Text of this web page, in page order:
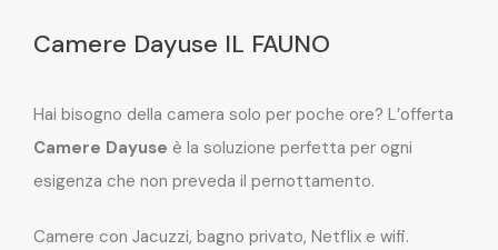
Camere Dayuse IL FAUNO
Hai bisogno della camera solo per poche ore? L’offerta
Camere Dayuse è la soluzione perfetta per ogni
esigenza che non preveda il pernottamento.
Camere con Jacuzzi, bagno privato, Netflix e wifi.